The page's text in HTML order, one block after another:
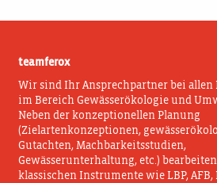
teamferox
Wir sind Ihr Ansprechpartner bei allen
im Bereich Gewässerökologie und
Neben der konzeptionellen Planung
(Zielartenkonzeptionen,
Gutachten, Machbarkeitsstudien,
Gewässerunterhaltung, etc.)
klassischen Instrumente wie LBP, AFB,